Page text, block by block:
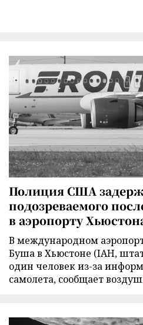
Полиция США
подозреваемого
в аэропорту
В международном
Буша в Хьюстоне (IAH,
один человек из-за
самолета, сообщает